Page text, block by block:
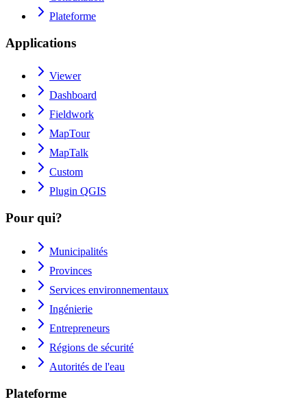
Plateforme
Applications
Viewer
Dashboard
Fieldwork
MapTour
MapTalk
Custom
Plugin QGIS
Pour qui?
Municipalités
Provinces
Services environnementaux
Ingénierie
Entrepreneurs
Régions de sécurité
Autorités de l'eau
Plateforme